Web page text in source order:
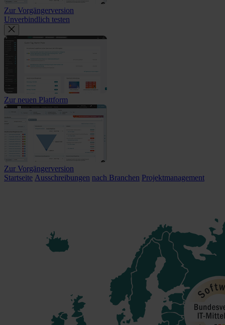
Zur Vorgängerversion
Unverbindlich testen
Zur neuen Plattform
Zur Vorgängerversion
Startseite Ausschreibungen nach Branchen Projektmanagement